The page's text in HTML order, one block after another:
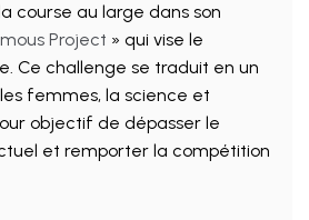
course au large dans son
Project » qui vise le
Ce challenge se traduit en un
femmes, la science et
objectif de dépasser le
et remporter la compétition